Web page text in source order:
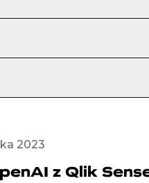
2023
z Qlik